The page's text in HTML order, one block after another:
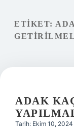
Hakkımızda
ETIKET:
ADAK
Tarih: Ekim 10, 2024